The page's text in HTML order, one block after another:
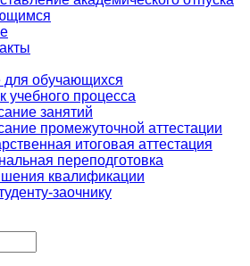
для обучающихся
учебного процесса
занятий
промежуточной аттестации
итоговая аттестация
переподготовка
квалификации
заочнику